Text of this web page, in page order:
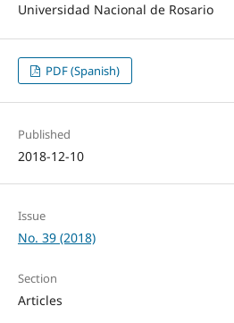
Universidad Nacional de Rosario
PDF (Spanish)
Published
2018-12-10
Issue
No. 39 (2018)
Section
Articles